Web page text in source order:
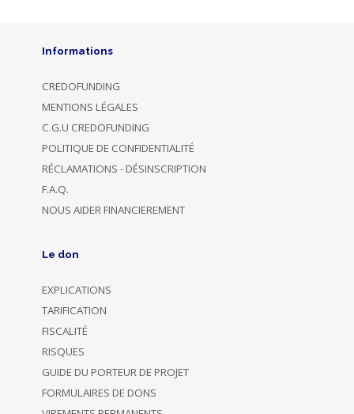
Informations
CREDOFUNDING
MENTIONS LÉGALES
C.G.U CREDOFUNDING
POLITIQUE DE CONFIDENTIALITÉ
RÉCLAMATIONS - DÉSINSCRIPTION
F.A.Q.
NOUS AIDER FINANCIEREMENT
Le don
EXPLICATIONS
TARIFICATION
FISCALITÉ
RISQUES
GUIDE DU PORTEUR DE PROJET
FORMULAIRES DE DONS